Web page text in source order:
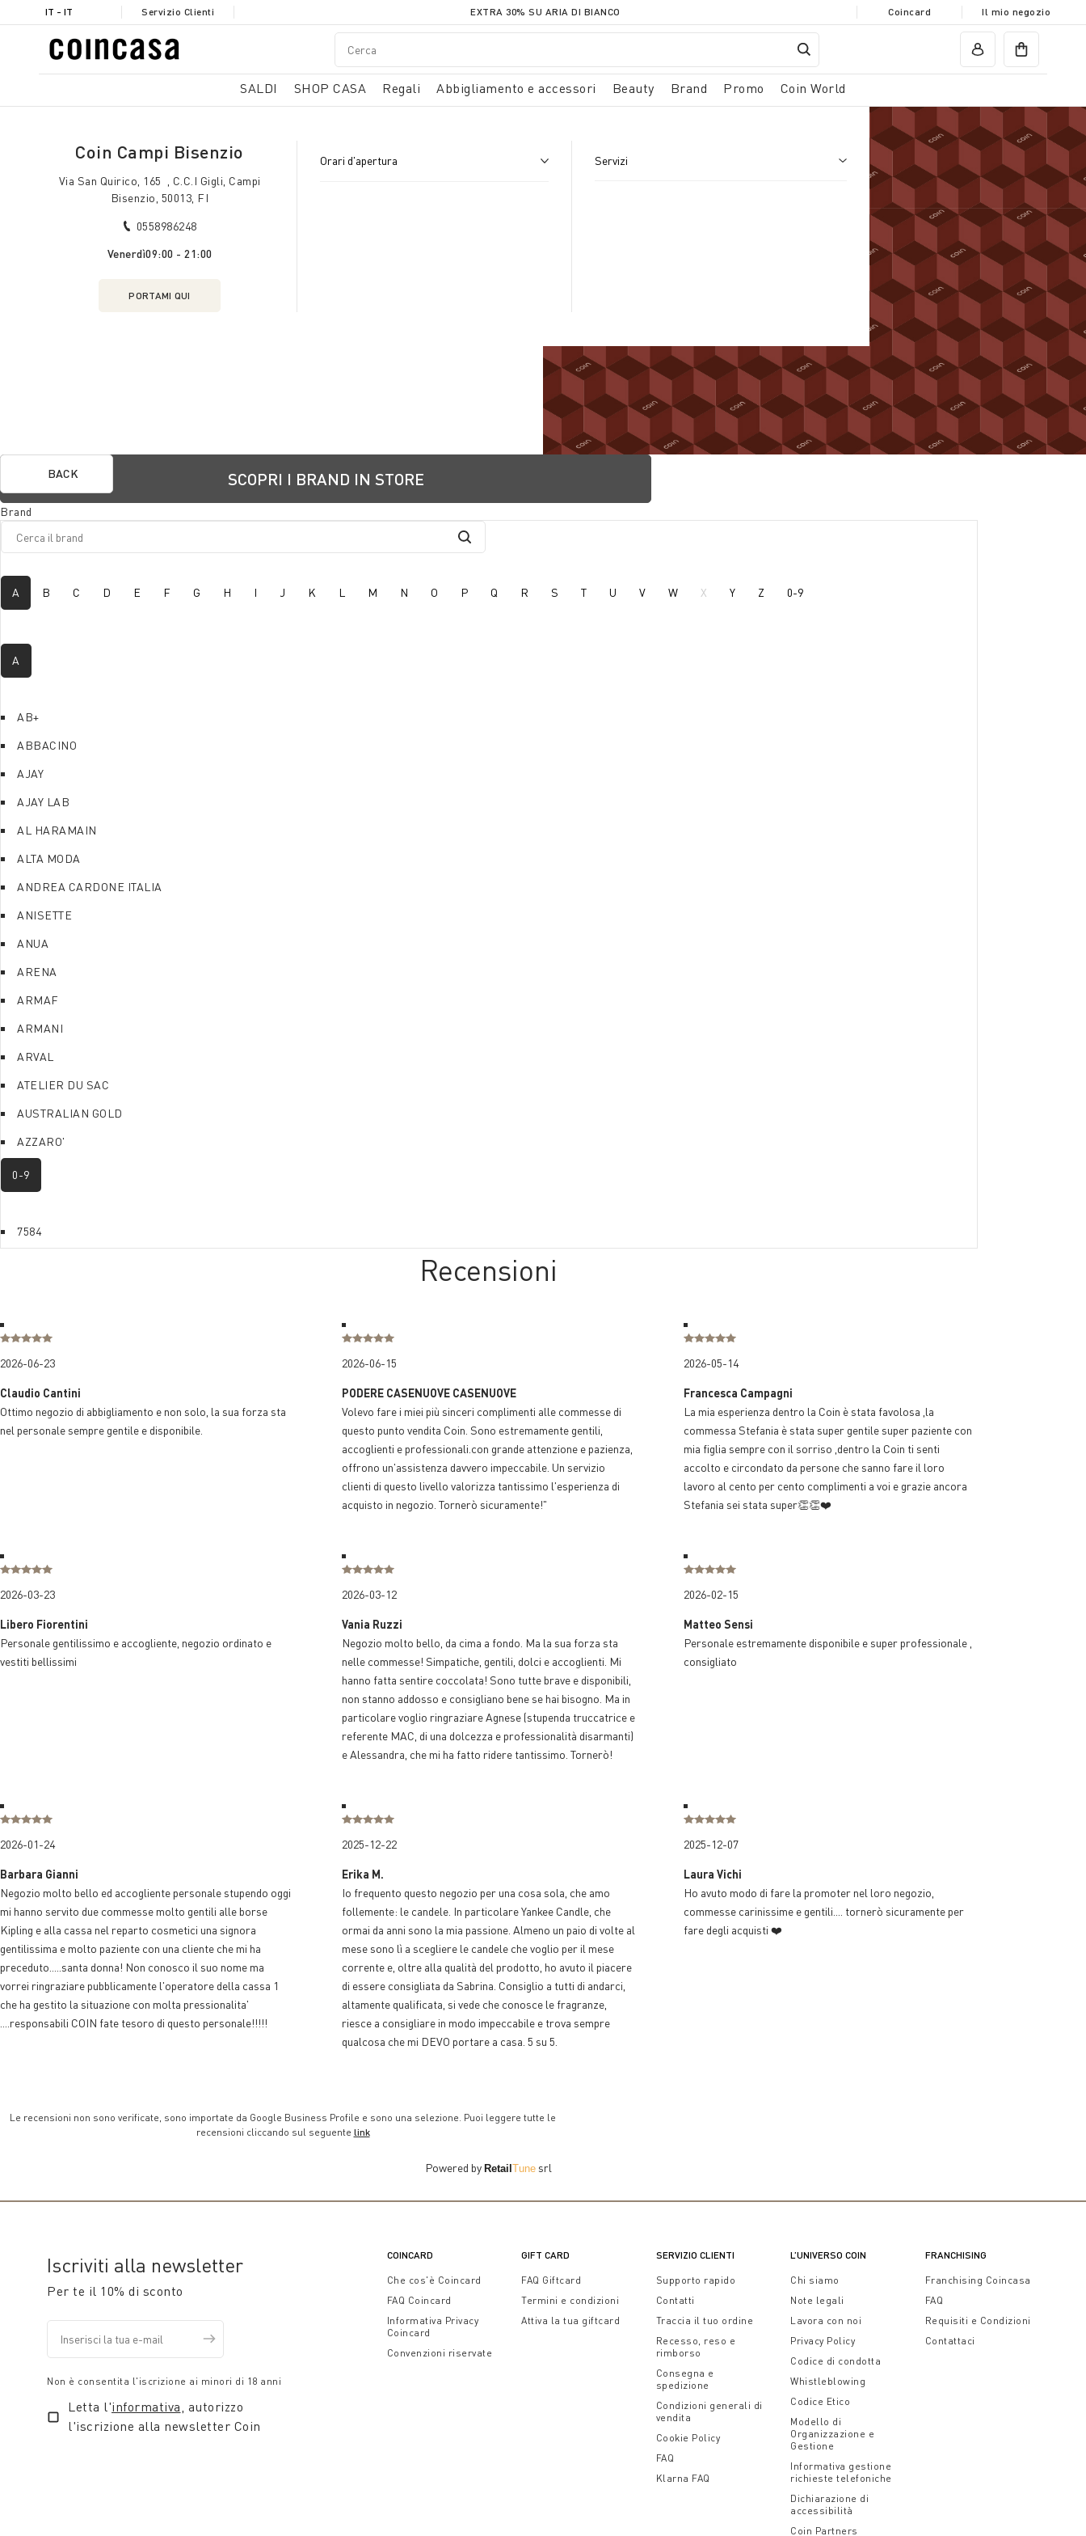
IT - IT Servizio Clienti EXTRA 30% SU ARIA DI BIANCO Coincard Il mio negozio
SALDI SHOP CASA Regali Abbigliamento e accessori Beauty Brand Promo Coin World
Coin Campi Bisenzio
Via San Quirico, 165 , C.C.I Gigli, Campi
Bisenzio, 50013, FI
0558986248
Venerdì09:00 - 21:00
PORTAMI QUI
Orari d'apertura Servizi
BACK SCOPRI I BRAND IN STORE
Brand
A B C D E F G H I J K L M N O P Q R S T U V W X Y Z 0-9
A
AB+
ABBACINO
AJAY
AJAY LAB
AL HARAMAIN
ALTA MODA
ANDREA CARDONE ITALIA
ANISETTE
ANUA
ARENA
ARMAF
ARMANI
ARVAL
ATELIER DU SAC
AUSTRALIAN GOLD
AZZARO'
0-9
7584
Recensioni
2026-06-23
Claudio Cantini
Ottimo negozio di abbigliamento e non solo, la sua forza sta
nel personale sempre gentile e disponibile.
2026-06-15
PODERE CASENUOVE CASENUOVE
Volevo fare i miei più sinceri complimenti alle commesse di
questo punto vendita Coin. Sono estremamente gentili,
accoglienti e professionali.con grande attenzione e pazienza,
offrono un'assistenza davvero impeccabile. Un servizio
clienti di questo livello valorizza tantissimo l'esperienza di
acquisto in negozio. Tornerò sicuramente!"
2026-05-14
Francesca Campagni
La mia esperienza dentro la Coin è stata favolosa ,la
commessa Stefania è stata super gentile super paziente con
mia figlia sempre con il sorriso ,dentro la Coin ti senti
accolto e circondato da persone che sanno fare il loro
lavoro al cento per cento complimenti a voi e grazie ancora
Stefania sei stata super👏👏❤️
2026-03-23
Libero Fiorentini
Personale gentilissimo e accogliente, negozio ordinato e
vestiti bellissimi
2026-03-12
Vania Ruzzi
Negozio molto bello, da cima a fondo. Ma la sua forza sta
nelle commesse! Simpatiche, gentili, dolci e accoglienti. Mi
hanno fatta sentire coccolata! Sono tutte brave e disponibili,
non stanno addosso e consigliano bene se hai bisogno. Ma in
particolare voglio ringraziare Agnese (stupenda truccatrice e
referente MAC, di una dolcezza e professionalità disarmanti)
e Alessandra, che mi ha fatto ridere tantissimo. Tornerò!
2026-02-15
Matteo Sensi
Personale estremamente disponibile e super professionale ,
consigliato
2026-01-24
Barbara Gianni
Negozio molto bello ed accogliente personale stupendo oggi
mi hanno servito due commesse molto gentili alle borse
Kipling e alla cassa nel reparto cosmetici una signora
gentilissima e molto paziente con una cliente che mi ha
preceduto.....santa donna! Non conosco il suo nome ma
vorrei ringraziare pubblicamente l'operatore della cassa 1
che ha gestito la situazione con molta pressionalita'
....responsabili COIN fate tesoro di questo personale!!!!!
2025-12-22
Erika M.
Io frequento questo negozio per una cosa sola, che amo
follemente: le candele. In particolare Yankee Candle, che
ormai da anni sono la mia passione. Almeno un paio di volte al
mese sono lì a scegliere le candele che voglio per il mese
corrente e, oltre alla qualità del prodotto, ho avuto il piacere
di essere consigliata da Sabrina. Consiglio a tutti di andarci,
altamente qualificata, si vede che conosce le fragranze,
riesce a consigliare in modo impeccabile e trova sempre
qualcosa che mi DEVO portare a casa. 5 su 5.
2025-12-07
Laura Vichi
Ho avuto modo di fare la promoter nel loro negozio,
commesse carinissime e gentili.... tornerò sicuramente per
fare degli acquisti ❤️
Le recensioni non sono verificate, sono importate da Google Business Profile e sono una selezione. Puoi leggere tutte le
recensioni cliccando sul seguente link
Powered byRetailTune srl
Iscriviti alla newsletter
Per te il 10% di sconto
Non è consentita l'iscrizione ai minori di 18 anni
Letta l'informativa , autorizzo
l'iscrizione alla newsletter Coin
COINCARD
Che cos'è Coincard
FAQ Coincard
Informativa Privacy
Coincard
Convenzioni riservate
GIFT CARD
FAQ Giftcard
Termini e condizioni
Attiva la tua giftcard
SERVIZIO CLIENTI
Supporto rapido
Contatti
Traccia il tuo ordine
Recesso, reso e
rimborso
Consegna e
spedizione
Condizioni generali di
vendita
Cookie Policy
FAQ
Klarna FAQ
L’UNIVERSO COIN
Chi siamo
Note legali
Lavora con noi
Privacy Policy
Codice di condotta
Whistleblowing
Codice Etico
Modello di
Organizzazione e
Gestione
Informativa gestione
richieste telefoniche
Dichiarazione di
accessibilità
Coin Partners
FRANCHISING
Franchising Coincasa
FAQ
Requisiti e Condizioni
Contattaci